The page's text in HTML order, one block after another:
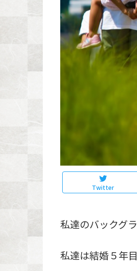
Twitter
私達のバックグ
私達は結婚５年